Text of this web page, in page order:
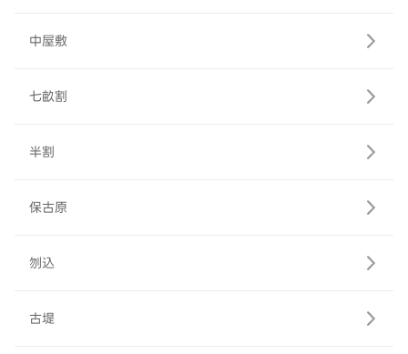
中屋敷
七畝割
半割
保古原
刎込
古堤